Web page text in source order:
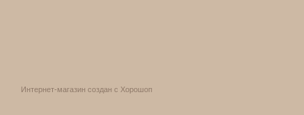
Интернет-магазин создан с Хорошоп